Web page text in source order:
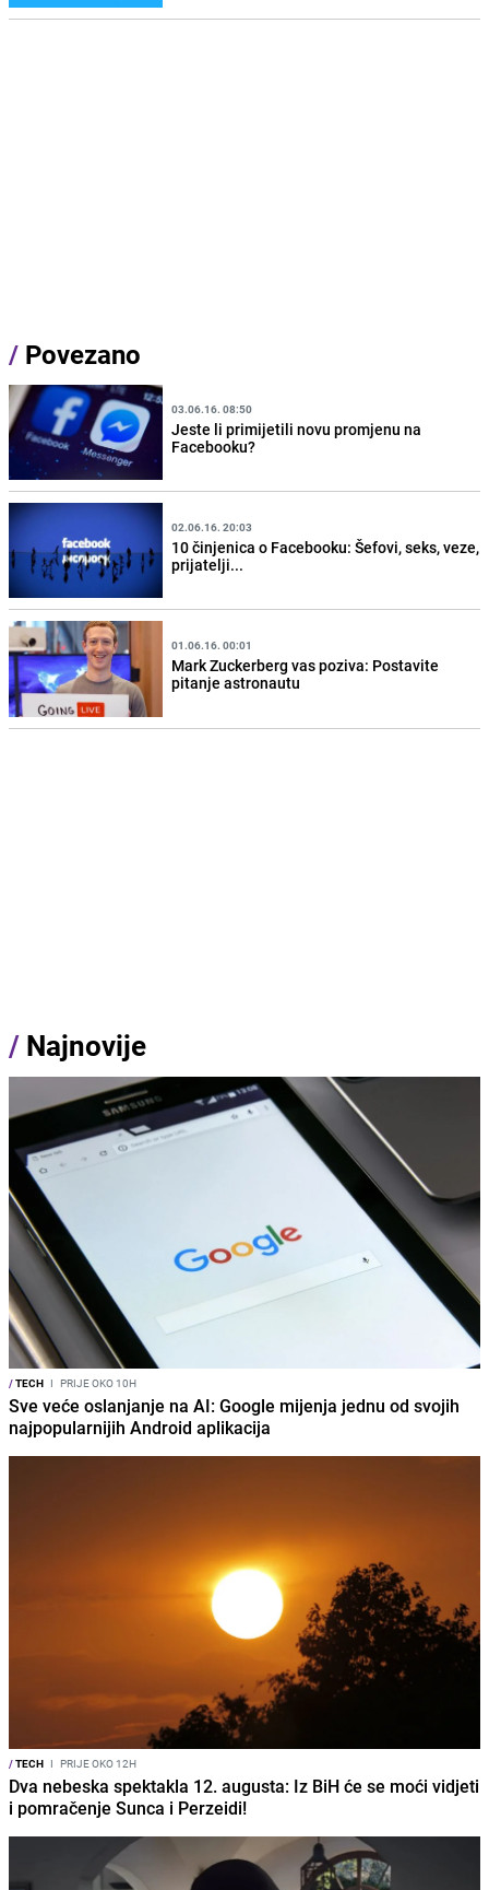
/ Povezano
03.06.16. 08:50
Jeste li primijetili novu promjenu na
Facebooku?
02.06.16. 20:03
10 činjenica o Facebooku: Šefovi, seks, veze,
prijatelji...
01.06.16. 00:01
Mark Zuckerberg vas poziva: Postavite
pitanje astronautu
/ Najnovije
/TECH I PRIJE OKO 10H
Sve veće oslanjanje na AI: Google mijenja jednu od svojih
najpopularnijih Android aplikacija
/TECH I PRIJE OKO 12H
Dva nebeska spektakla 12. augusta: Iz BiH će se moći vidjeti
i pomračenje Sunca i Perzeidi!